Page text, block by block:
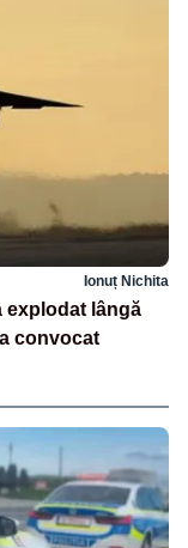
Ionuț Nichita
explodat lângă
convocat